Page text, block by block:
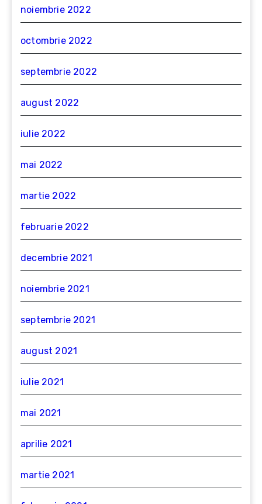
noiembrie 2022
octombrie 2022
septembrie 2022
august 2022
iulie 2022
mai 2022
martie 2022
februarie 2022
decembrie 2021
noiembrie 2021
septembrie 2021
august 2021
iulie 2021
mai 2021
aprilie 2021
martie 2021